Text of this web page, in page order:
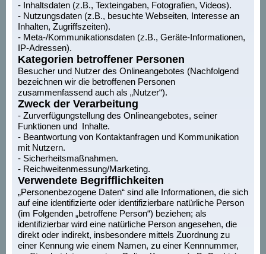
- Inhaltsdaten (z.B., Texteingaben, Fotografien, Videos).
- Nutzungsdaten (z.B., besuchte Webseiten, Interesse an
Inhalten, Zugriffszeiten).
- Meta-/Kommunikationsdaten (z.B., Geräte-Informationen,
IP-Adressen).
Kategorien betroffener Personen
Besucher und Nutzer des Onlineangebotes (Nachfolgend
bezeichnen wir die betroffenen Personen
zusammenfassend auch als „Nutzer“).
Zweck der Verarbeitung
- Zurverfügungstellung des Onlineangebotes, seiner
Funktionen und Inhalte.
- Beantwortung von Kontaktanfragen und Kommunikation
mit Nutzern.
- Sicherheitsmaßnahmen.
- Reichweitenmessung/Marketing.
Verwendete Begrifflichkeiten
„Personenbezogene Daten“ sind alle Informationen, die sich
auf eine identifizierte oder identifizierbare natürliche Person
(im Folgenden „betroffene Person“) beziehen; als
identifizierbar wird eine natürliche Person angesehen, die
direkt oder indirekt, insbesondere mittels Zuordnung zu
einer Kennung wie einem Namen, zu einer Kennnummer,